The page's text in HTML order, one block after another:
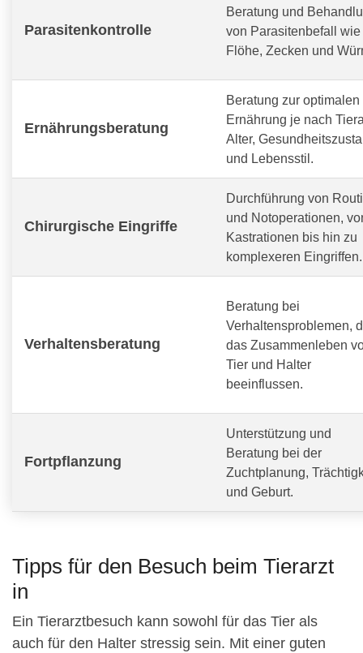
Parasitenkontrolle
Beratung und
von Parasitenbefall wie
Flöhe, Zecken und
Ernährungsberatung
Beratung zur optimalen
Ernährung je nach
Alter,
und Lebensstil.
Chirurgische Eingriffe
Durchführung von
und Notoperationen,
Kastrationen bis hin zu
komplexeren Eingriffen.
Verhaltensberatung
Beratung bei
Verhaltensproblemen,
das Zusammenleben
Tier und Halter
beeinflussen.
Fortpflanzung
Unterstützung und
Beratung bei der
Zuchtplanung,
und Geburt.
Tipps für den Besuch beim Tierarzt
in
Ein Tierarztbesuch kann sowohl für das Tier als
auch für den Halter stressig sein. Mit einer guten